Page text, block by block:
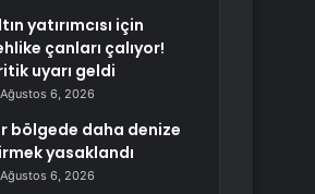
yatırımcısı için
çanları çalıyor!
uyarı geldi
Ağustos 6, 2026
bölgede daha denize
yasaklandı
Ağustos 6, 2026